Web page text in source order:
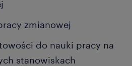
zmianowej
do nauki pracy na
stanowiskach